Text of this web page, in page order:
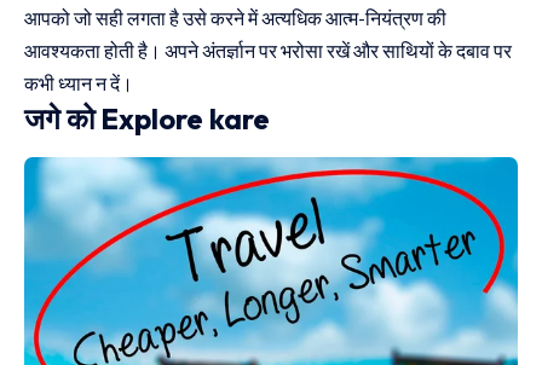
आपको जो सही लगता है उसे करने में अत्यधिक आत्म-नियंत्रण की
आवश्यकता होती है। अपने अंतर्ज्ञान पर भरोसा रखें और साथियों के दबाव पर
कभी ध्यान न दें।
जगे को Explore kare